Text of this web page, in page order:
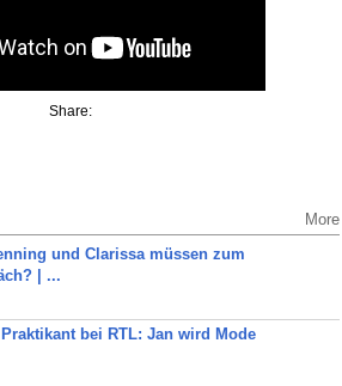
Share:
More
und Clarissa müssen zum
| ...
bei RTL: Jan wird Mode